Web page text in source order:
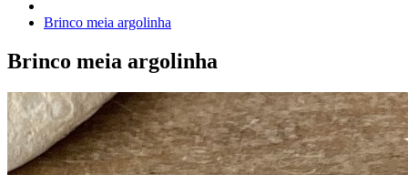
Brinco meia argolinha
Brinco meia argolinha